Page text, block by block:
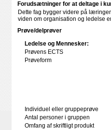
Forudsætninger for at deltage i
Dette fag bygger videre på
viden om organisation og ledelse
Prøve/delprøver
Ledelse og Mennesker:
Prøvens ECTS
Prøveform
Individuel eller gruppeprøve
Antal personer i gruppen
Omfang af skriftligt produkt